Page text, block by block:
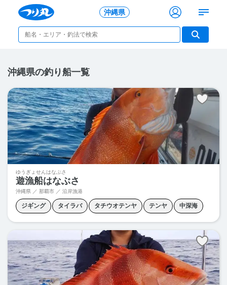
沖縄県
沖縄県の釣り船一覧
ゆうぎょせんはなぶさ
遊漁船はなぶさ
沖縄県 ／ 那覇市 ／ 沿岸漁港
ジギング タイラバ タチウオテンヤ テンヤ 中深海
中物エサ釣り 泳がせ釣り